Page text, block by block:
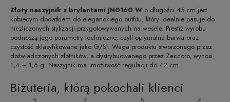
Złoty naszyjnik z brylantami JN0160 W o długości 45 cm jest
kobiecym dodatkiem do eleganckiego outfitu, który idealnie pasuje do
niezliczonych stylizacji przygotowywanych na wesele. Prestiż wyrobu
podnoszą jego parametry techniczne, czyli optymalna barwa oraz
czystość sklasyfikowane jako G/SI. Waga produktu stworzonego przez
doświadczonych złotników, a dystrybuowanego przez Zeccoro, wynosi
1,4 – 1,6 g. Naszyjnik ma możliwość regulacji do 42 cm.
Biżuteria, którą pokochali klienci